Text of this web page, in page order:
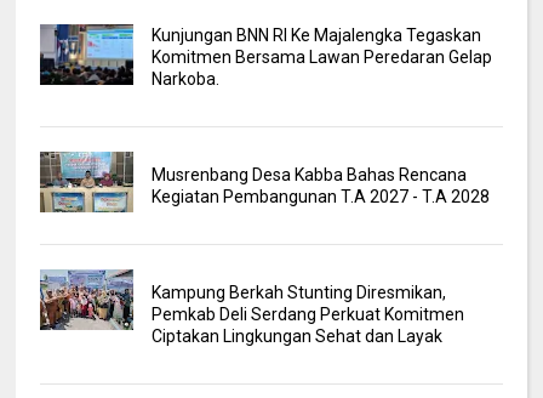
Kunjungan BNN RI Ke Majalengka Tegaskan
Komitmen Bersama Lawan Peredaran Gelap
Narkoba.
Musrenbang Desa Kabba Bahas Rencana
Kegiatan Pembangunan T.A 2027 - T.A 2028
Kampung Berkah Stunting Diresmikan,
Pemkab Deli Serdang Perkuat Komitmen
Ciptakan Lingkungan Sehat dan Layak